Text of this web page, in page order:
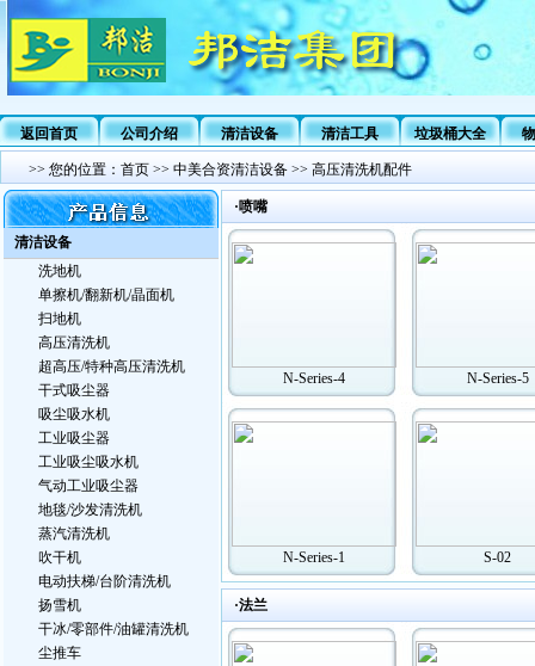
返回首页 公司介绍 清洁设备 清洁工具 垃圾桶大全
>> 您的位置： 首页 >> 中美合资清洁设备 >> 高压清洗机配件
清洁设备
洗地机
单擦机/翻新机/晶面机
扫地机
高压清洗机
超高压/特种高压清洗机
干式吸尘器
吸尘吸水机
工业吸尘器
工业吸尘吸水机
气动工业吸尘器
地毯/沙发清洗机
蒸汽清洗机
吹干机
电动扶梯/台阶清洗机
扬雪机
干冰/零部件/油罐清洗机
尘推车
·喷嘴
N-Series-4 N-Series-5
N-Series-1 S-02
·法兰